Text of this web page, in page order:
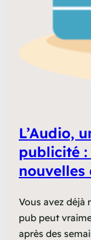
L’Audio,
publicité :
nouvelles
Vous avez déjà
pub peut
après des